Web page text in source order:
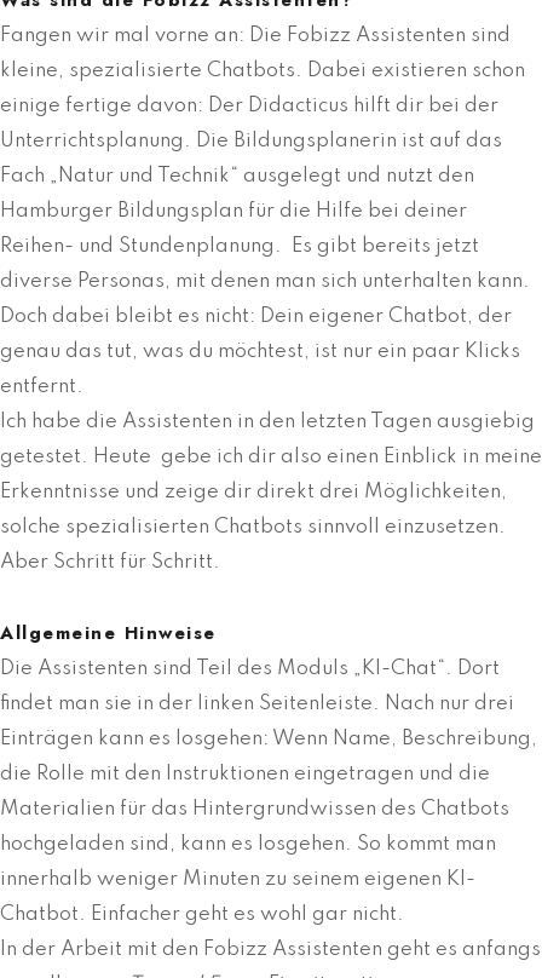
Fangen wir mal vorne an: Die Fobizz Assistenten sind
kleine, spezialisierte Chatbots. Dabei existieren schon
einige fertige davon: Der Didacticus hilft dir bei der
Unterrichtsplanung. Die Bildungsplanerin ist auf das
Fach „Natur und Technik“ ausgelegt und nutzt den
Hamburger Bildungsplan für die Hilfe bei deiner
Reihen- und Stundenplanung. Es gibt bereits jetzt
diverse Personas, mit denen man sich unterhalten kann.
Doch dabei bleibt es nicht: Dein eigener Chatbot, der
genau das tut, was du möchtest, ist nur ein paar Klicks
entfernt.
Ich habe die Assistenten in den letzten Tagen ausgiebig
getestet. Heute gebe ich dir also einen Einblick in meine
Erkenntnisse und zeige dir direkt drei Möglichkeiten,
solche spezialisierten Chatbots sinnvoll einzusetzen.
Aber Schritt für Schritt.
Allgemeine Hinweise
Die Assistenten sind Teil des Moduls „KI-Chat“. Dort
findet man sie in der linken Seitenleiste. Nach nur drei
Einträgen kann es losgehen: Wenn Name, Beschreibung,
die Rolle mit den Instruktionen eingetragen und die
Materialien für das Hintergrundwissen des Chatbots
hochgeladen sind, kann es losgehen. So kommt man
innerhalb weniger Minuten zu seinem eigenen KI-
Chatbot. Einfacher geht es wohl gar nicht.
In der Arbeit mit den Fobizz Assistenten geht es anfangs